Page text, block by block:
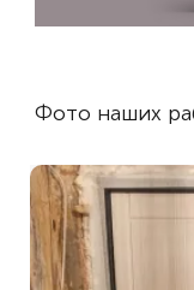
Фото наших